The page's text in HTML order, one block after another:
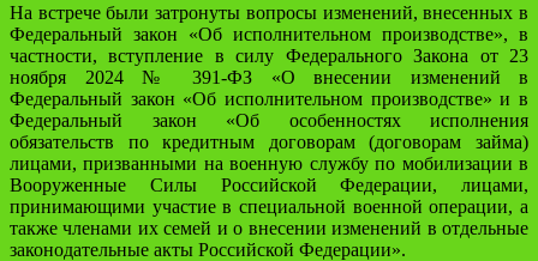
На встрече были затронуты вопросы изменений, внесенных в
Федеральный закон «Об исполнительном производстве», в
частности, вступление в силу Федерального Закона от 23
ноября 2024 № 391-ФЗ «О внесении изменений в
Федеральный закон «Об исполнительном производстве» и в
Федеральный закон «Об особенностях исполнения
обязательств по кредитным договорам (договорам займа)
лицами, призванными на военную службу по мобилизации в
Вооруженные Силы Российской Федерации, лицами,
принимающими участие в специальной военной операции, а
также членами их семей и о внесении изменений в отдельные
законодательные акты Российской Федерации».